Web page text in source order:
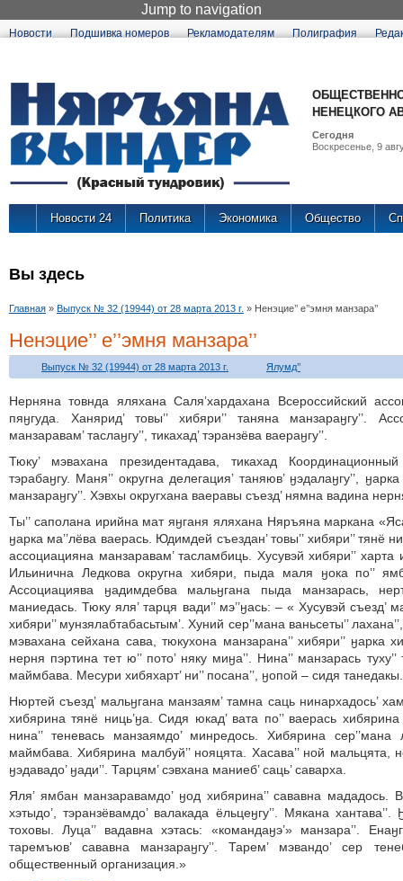
Jump to navigation
Новости Подшивка номеров Рекламодателям Полиграфия
НЕНЕЦКОГО
Сегодня
Воскресенье, 9
Новости 24 Политика Экономика Общество
Вы здесь
Главная » Выпуск № 32 (19944) от 28 марта 2013 г. » Ненэцие’’ е’’эмня манзара’’
Ненэцие’’ е’’эмня манзара’’
Выпуск № 32 (19944) от 28 марта 2013 г. Ялумд’’
Нерняна товнда яляхана Саля’хардахана Всероссийский
пяӈгуда. Ханярид’ товы’’ хибяри’’ таняна манзараӈгу’’.
манзаравам’ таслаӈгу’’, тикахад’ тэранзёва ваераӈгу’’.
Тюку’ мэвахана президентадава, тикахад
тэрабаӈгу. Маня’’ округна делегация’ таняюв’ ӈэдалаӈгу’’,
манзараӈгу’’. Хэвхы округхана ваеравы съезд’ нямна вадина
Ты’’ саполана ирийна мат яӈганя яляхана Няръяна маркана
ӈарка ма’’лёва ваерась. Юдимдей съездан’ товы’’ хибяри’’ тянё
ассоциацияна манзаравам’ тасламбиць. Хусувэй хибяри’’
Ильинична Ледкова округна хибяри, пыда маля ӈока по’’
Ассоциациява ӈадимдебва мальӈгана пыда манзарась,
маниедась. Тюку яля’ тарця вади’’ мэ’’ӈась: – « Хусувэй съезд’
хибяри’’ мунзялабтабасьтым’. Хуний сер’’мана ваньсеты’’
мэвахана сейхана сава, тюкухона манзарана’’ хибяри’’ ӈарка
нерня пэртина тет ю’’ пото’ няку миӈа’’. Нина’’ манзарась
маймбава. Месури хибяхарт’ ни’’ посана’’, ӈопой – сидя танедакы.
Нюртей съезд’ мальӈгана манзаям’ тамна саць нинархадось’
хибярина тянё ниць’ӈа. Сидя юкад’ вата по’’ ваерась хибярина
нина’’ теневась манзаямдо’ минредось. Хибярина сер’’мана
маймбава. Хибярина малбуй’’ нояцята. Хасава’’ ной мальцята,
ӈэдавадо’ ӈади’’. Тарцям’ сэвхана маниеб’ саць’ саварха.
Яля’ ямбан манзаравамдо’ ӈод хибярина’’ сававна мададось.
хэтыдо’, тэранзёвамдо’ валакада ёльцеӈгу’’. Мякана хантава’’.
тоховы. Луца’’ вадавна хэтась: «командаӈэ’» манзара’’.
таремъюв’ сававна манзараӈгу’’. Тарем’ мэвандо’ сер
общественный организация.»